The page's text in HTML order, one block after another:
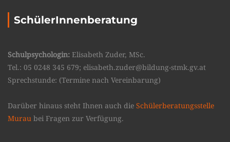
SchülerInnenberatung
Schulpsychologin: Elisabeth Zuder, MSc.
Tel.: 05 0248 345 679; elisabeth.zuder@bildung-stmk.gv.at
Sprechstunde: (Termine nach Vereinbarung)
Darüber hinaus steht Ihnen auch die Schülerberatungsstelle
Murau bei Fragen zur Verfügung.